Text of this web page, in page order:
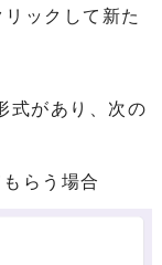
ックして新た
式があり、次の
らう場合